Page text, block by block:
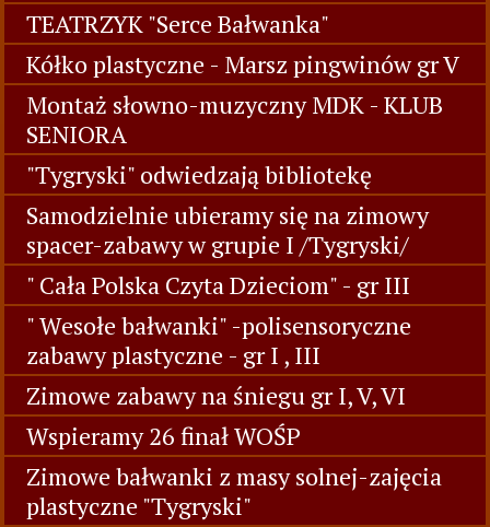
TEATRZYK "Serce Bałwanka"
Kółko plastyczne - Marsz pingwinów gr V
Montaż słowno-muzyczny MDK - KLUB
SENIORA
"Tygryski" odwiedzają bibliotekę
Samodzielnie ubieramy się na zimowy
spacer-zabawy w grupie I /Tygryski/
" Cała Polska Czyta Dzieciom" - gr III
" Wesołe bałwanki" -polisensoryczne
zabawy plastyczne - gr I , III
Zimowe zabawy na śniegu gr I, V, VI
Wspieramy 26 finał WOŚP
Zimowe bałwanki z masy solnej-zajęcia
plastyczne "Tygryski"